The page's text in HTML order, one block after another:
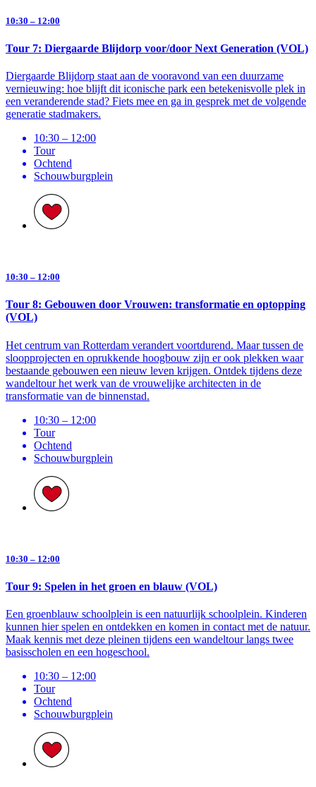
10:30 – 12:00
Tour 7: Diergaarde Blijdorp voor/door Next Generation (VOL)
Diergaarde Blijdorp staat aan de vooravond van een duurzame
vernieuwing: hoe blijft dit iconische park een betekenisvolle plek in
een veranderende stad? Fiets mee en ga in gesprek met de volgende
generatie stadmakers.
10:30 – 12:00
Tour
Ochtend
Schouwburg­plein
10:30 – 12:00
Tour 8: Gebouwen door Vrouwen: transformatie en optopping
(VOL)
Het centrum van Rotterdam verandert voortdurend. Maar tussen de
sloopprojecten en oprukkende hoogbouw zijn er ook plekken waar
bestaande gebouwen een nieuw leven krijgen. Ontdek tijdens deze
wandeltour het werk van de vrouwelijke architecten in de
transformatie van de binnenstad.
10:30 – 12:00
Tour
Ochtend
Schouwburg­plein
10:30 – 12:00
Tour 9: Spelen in het groen en blauw (VOL)
Een groenblauw schoolplein is een natuurlijk schoolplein. Kinderen
kunnen hier spelen en ontdekken en komen in contact met de natuur.
Maak kennis met deze pleinen tijdens een wandeltour langs twee
basisscholen en een hogeschool.
10:30 – 12:00
Tour
Ochtend
Schouwburg­plein